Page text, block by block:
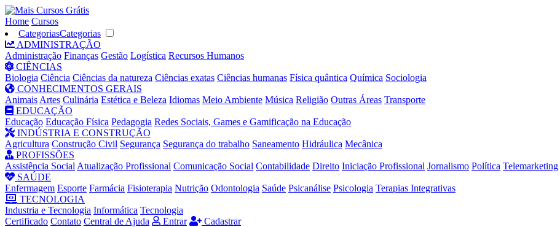
Home Cursos
CategoriasCategorias
ADMINISTRAÇÃO
Administração Finanças Gestão Logística Recursos Humanos
CIÊNCIAS
Biologia Ciência Ciências da natureza Ciências exatas Ciências humanas Física quântica Química Sociologia
CONHECIMENTOS GERAIS
Animais Artes Culinária Estética e Beleza Idiomas Meio Ambiente Música Religião Outras Áreas Transporte
EDUCAÇÃO
Educação Educação Física Pedagogia Redes Sociais, Games e Gamificação na Educação
INDÚSTRIA E CONSTRUÇÃO
Agricultura Construção Civil Segurança Segurança do trabalho Saneamento Hidráulica Mecânica
PROFISSÕES
Assistência Social Atualização Profissional Comunicação Social Contabilidade Direito Iniciação Profissional Jornalismo Política Telemarketing
SAÚDE
Enfermagem Esporte Farmácia Fisioterapia Nutrição Odontologia Saúde Psicanálise Psicologia Terapias Integrativas
TECNOLOGIA
Industria e Tecnologia Informática Tecnologia
Certificado Contato Central de Ajuda Entrar Cadastrar